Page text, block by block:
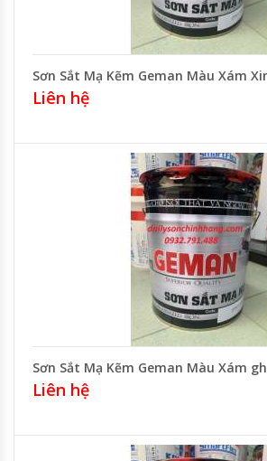
Sơn Sắt Mạ Kẽm Geman Màu Xám
Liên hệ
Sơn Sắt Mạ Kẽm Geman Màu Xám
Liên hệ